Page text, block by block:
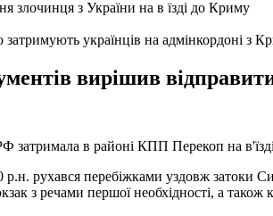
затримують українців на адмінкордоні з
вирішив
затримала в районі КПП Перекоп на
р.н. рухався перебіжками уздовж
з речами першої необхідності, а також